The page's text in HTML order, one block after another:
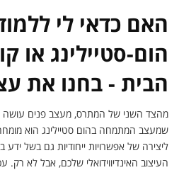
האם כדאי לי
הום-סטיילינג או
הבית - בחנו את
מהצד השני של המתרס, מעצב פנים עושה
שמעצב המתמחה בהום סטיילינג הוא
ליצירה של אפשרויות ייחודיות גם בשל ידע
העיצוב האינדיווידואלי שלכם, אבל לא